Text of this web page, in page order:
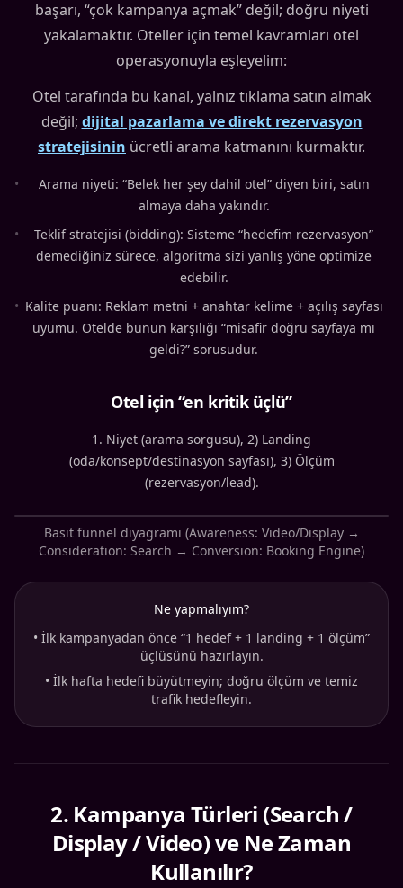
başarı, “çok kampanya açmak” değil; doğru niyeti
yakalamaktır. Oteller için temel kavramları otel
operasyonuyla eşleyelim:
Otel tarafında bu kanal, yalnız tıklama satın almak
değil; dijital pazarlama ve direkt rezervasyon
stratejisinin ücretli arama katmanını kurmaktır.
•
Arama niyeti: “Belek her şey dahil otel” diyen biri, satın
almaya daha yakındır.
•
Teklif stratejisi (bidding): Sisteme “hedefim rezervasyon”
demediğiniz sürece, algoritma sizi yanlış yöne optimize
edebilir.
• Kalite puanı: Reklam metni + anahtar kelime + açılış sayfası
uyumu. Otelde bunun karşılığı “misafir doğru sayfaya mı
geldi?” sorusudur.
Otel için “en kritik üçlü”
Niyet (arama sorgusu), 2) Landing
(oda/konsept/destinasyon sayfası), 3) Ölçüm
(rezervasyon/lead).
Basit funnel diyagramı (Awareness: Video/Display →
Consideration: Search → Conversion: Booking Engine)
Ne yapmalıyım?
• İlk kampanyadan önce “1 hedef + 1 landing + 1 ölçüm”
üçlüsünü hazırlayın.
• İlk hafta hedefi büyütmeyin; doğru ölçüm ve temiz
trafik hedefleyin.
2. Kampanya Türleri (Search /
Display / Video) ve Ne Zaman
Kullanılır?